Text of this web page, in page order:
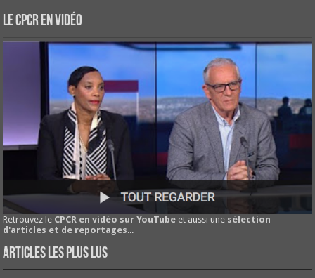
Le CPCR en vidéo
Retrouvez le CPCR en vidéo sur YouTube et aussi une sélection
d'articles et de reportages...
Articles les plus lus